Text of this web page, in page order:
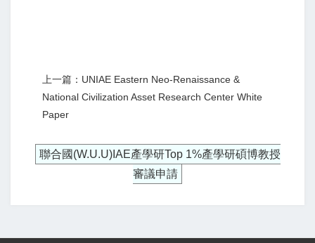
上一篇：UNIAE Eastern Neo-Renaissance &
National Civilization Asset Research Center White
Paper
聯合國(W.U.U)IAE產學研Top 1%產學研碩博教授
審議申請